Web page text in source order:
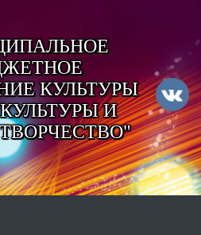
КУЛЬТУРЫ
И